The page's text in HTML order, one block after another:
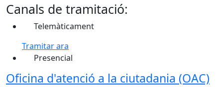
Canals de tramitació:
Telemàticament
Tramitar ara
Presencial
Oficina d'atenció a la ciutadania (OAC)